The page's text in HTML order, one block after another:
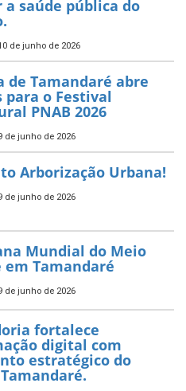
de 2025
conquista Selo
Sebrae pelo
consecutivo e
no apoio ao
de junho de 2026
para
saúde pública do
de junho de 2026
Tamandaré abre
para o Festival
PNAB 2026